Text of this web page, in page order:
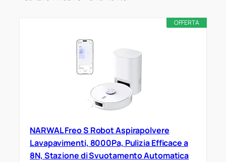
OFFERTA
NARWAL Freo S Robot Aspirapolvere
Lavapavimenti, 8000Pa, Pulizia Efficace a
8N, Stazione di Svuotamento Automatica